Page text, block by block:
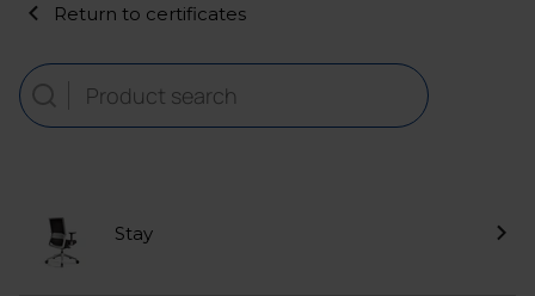
Return to certificates
Stay